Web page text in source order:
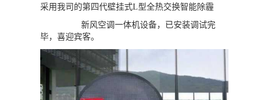
采用我司的第四代壁挂式L型全热交换智能除霾
新风空调一体机设备，已安装调试完
毕，喜迎宾客。